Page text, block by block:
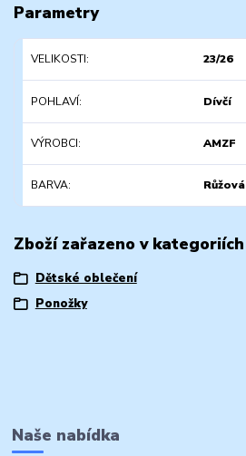
Parametry
VELIKOSTI 23/26
POHLAVÍ Dívčí
VÝROBCI AMZF
BARVA Růžová
Zboží zařazeno v kategoriích
Dětské oblečení
Ponožky
Naše nabídka